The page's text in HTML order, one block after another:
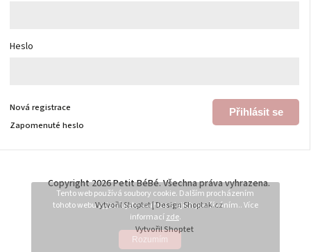
Tento web používá soubory cookie. Dalším procházením
tohoto webu vyjadřujete souhlas s jejich používáním.. Více
informacízde.
Rozumím
Heslo
Přihlásit se
Nová registrace
Zapomenuté heslo
Vytvořil Shoptet
Copyright 2026Petit BéBé. Všechna práva vyhrazena.
VytvořilShoptet| DesignShoptak.cz